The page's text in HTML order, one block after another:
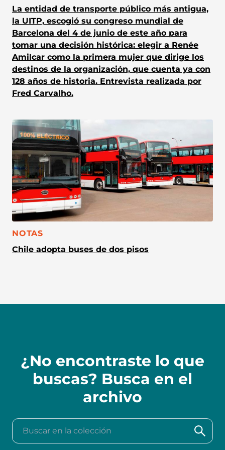
La entidad de transporte público más antigua,
la UITP, escogió su congreso mundial de
Barcelona del 4 de junio de este año para
tomar una decisión histórica: elegir a Renée
Amilcar como la primera mujer que dirige los
destinos de la organización, que cuenta ya con
128 años de historia. Entrevista realizada por
Fred Carvalho.
CATEGORÍA:
NOTAS
Chile adopta buses de dos pisos
¿No encontraste lo que
buscas? Busca en el
archivo
Buscar en la colección